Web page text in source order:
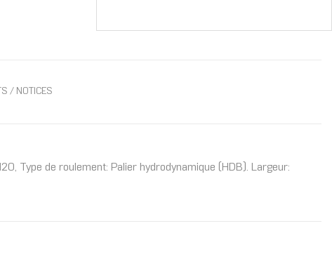
/ NOTICES
Type de roulement: Palier hydrodynamique (HDB). Largeur: